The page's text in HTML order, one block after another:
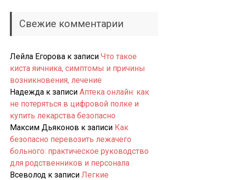
Свежие комментарии
Лейла Егорова к записи Что такое
киста яичника, симптомы и причины
возникновения, лечение
Надежда к записи Аптека онлайн: как
не потеряться в цифровой полке и
купить лекарства безопасно
Максим Дьяконов к записи Как
безопасно перевозить лежачего
больного: практическое руководство
для родственников и персонала
Всеволод к записи Легкие